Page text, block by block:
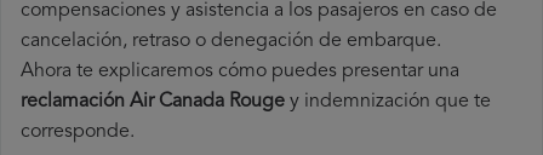
compensaciones y asistencia a los pasajeros en caso de
cancelación, retraso o denegación de embarque.
Ahora te explicaremos cómo puedes presentar una
reclamación Air Canada Rouge y indemnización que te
corresponde.